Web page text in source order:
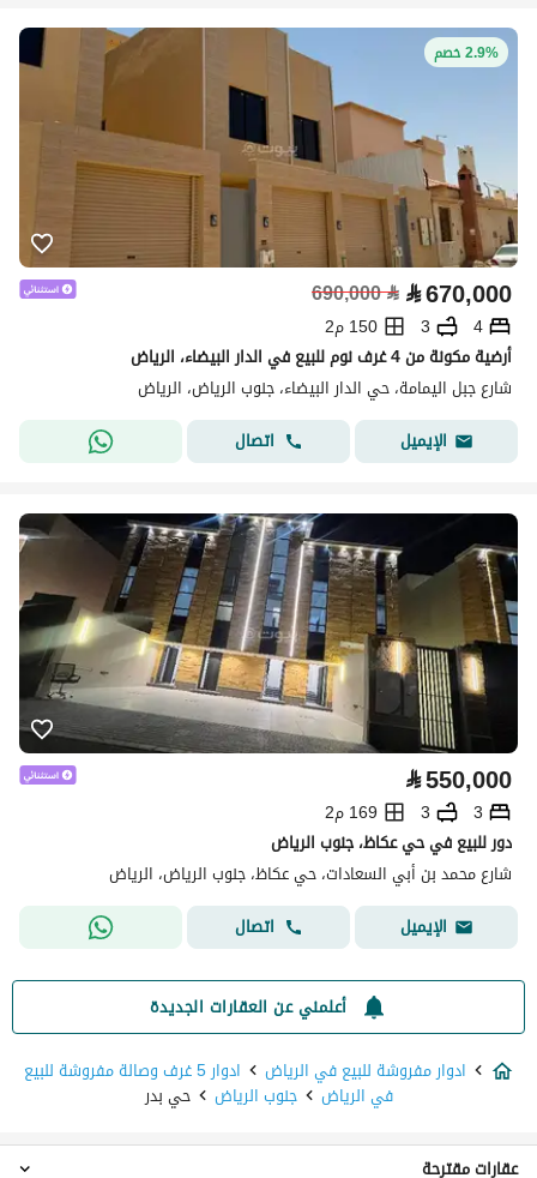
2.9% خصم
⃁670,000
⃁
690,000
4
3
150 م2
أرضية مكونة من 4 غرف نوم للبيع في الدار البيضاء، الرياض
شارع جبل اليمامة، حي الدار البيضاء، جنوب الرياض، الرياض
الإيميل
اتصال
⃁550,000
3
3
169 م2
دور للبيع في حي عكاظ، جنوب الرياض
شارع محمد بن أبي السعادات، حي عكاظ، جنوب الرياض، الرياض
الإيميل
اتصال
أعلمني عن العقارات الجديدة
ادوار مفروشة للبيع في الرياض
ادوار 5 غرف وصالة مفروشة للبيع
في الرياض جنوب الرياض حي بدر
عقارات مقترحة